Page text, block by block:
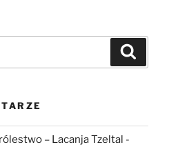
– Lacanja Tzeltal -